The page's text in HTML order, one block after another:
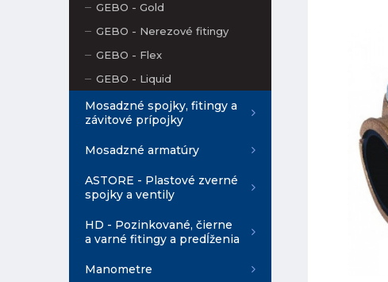
GEBO - Gold
GEBO - Nerezové fitingy
GEBO - Flex
GEBO - Liquid
Mosadzné spojky, fitingy a
závitové prípojky
Mosadzné armatúry
ASTORE - Plastové zverné
spojky a ventily
HD - Pozinkované, čierne
a varné fitingy a predĺženia
Manometre